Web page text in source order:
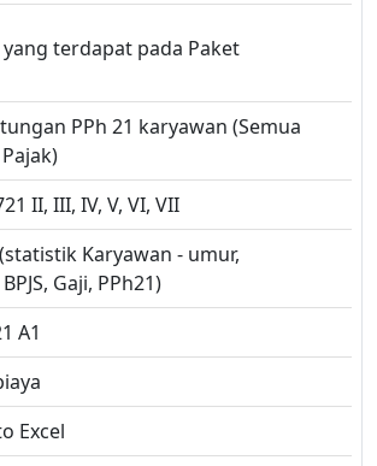
terdapat pada Paket
PPh 21 karyawan (Semua
II, III, IV, V, VI, VII
Karyawan - umur,
Gaji, PPh21)
A1
Excel